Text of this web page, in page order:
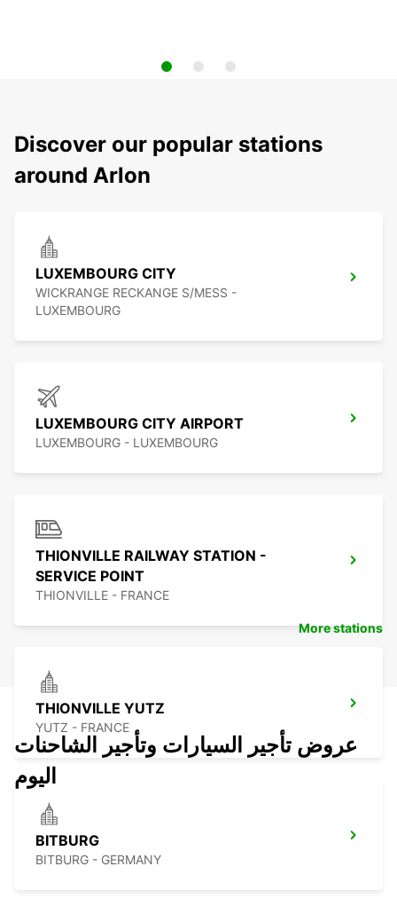
Discover our popular stations
around Arlon
LUXEMBOURG CITY
WICKRANGE RECKANGE S/MESS -
LUXEMBOURG
LUXEMBOURG CITY AIRPORT
LUXEMBOURG - LUXEMBOURG
THIONVILLE RAILWAY STATION -
SERVICE POINT
THIONVILLE - FRANCE
THIONVILLE YUTZ
YUTZ - FRANCE
BITBURG
BITBURG - GERMANY
More stations
عروض تأجير السيارات وتأجير الشاحنات
اليوم